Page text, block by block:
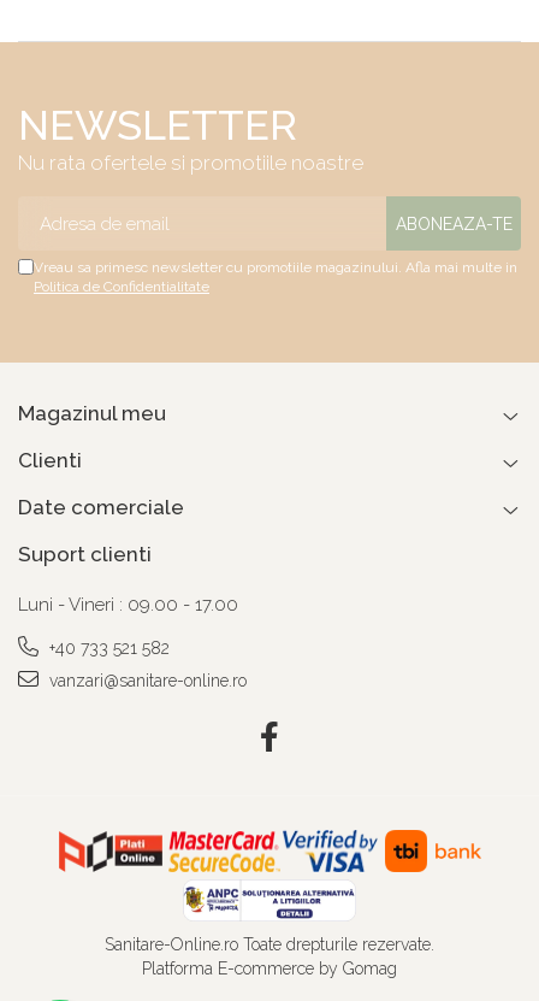
NEWSLETTER
Nu rata ofertele si promotiile noastre
Vreau sa primesc newsletter cu promotiile magazinului. Afla mai multe in
Politica de Confidentialitate
Magazinul meu
Clienti
Date comerciale
Suport clienti
Luni - Vineri : 09.00 - 17.00
+40 733 521 582
vanzari@sanitare-online.ro
Sanitare-Online.ro Toate drepturile rezervate.
Platforma E-commerce by Gomag